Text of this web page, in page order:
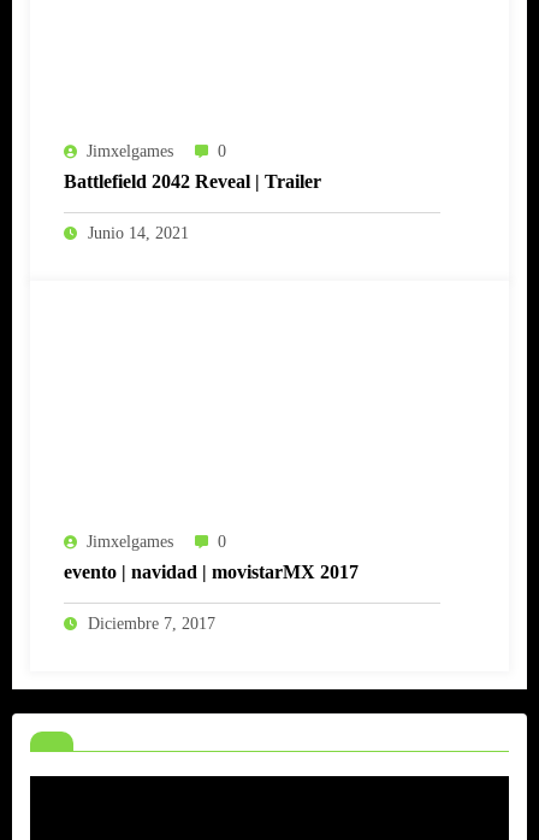
Jimxelgames 0
Battlefield 2042 Reveal | Trailer
Junio 14, 2021
Jimxelgames 0
evento | navidad | movistarMX 2017
Diciembre 7, 2017